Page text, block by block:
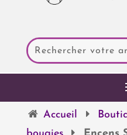
Accueil